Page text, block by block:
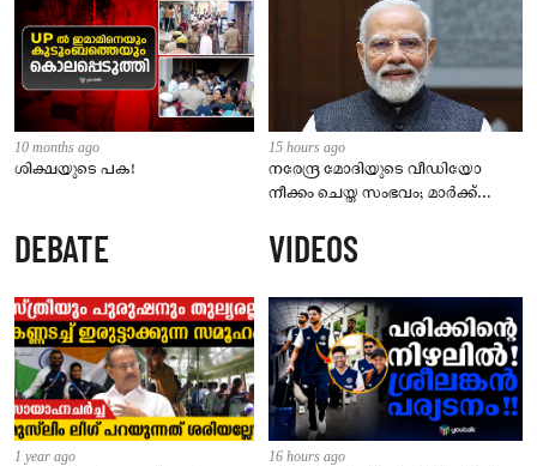
10 months ago
ശിക്ഷയുടെ പക!
15 hours ago
നരേന്ദ്ര മോദിയുടെ വീഡിയോ
നീക്കം ചെയ്ത സംഭവം; മാർക്ക്
മെറ്റയ്ക്ക് പാർലമെന്ററി സമിതിയുടെ
മുന്നറിയിപ്പ്
DEBATE
1 year ago
VIDEOS
16 hours ago